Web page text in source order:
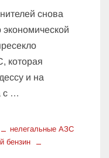
снова
которая
и на
с …
нелегальные АЗС
бензин